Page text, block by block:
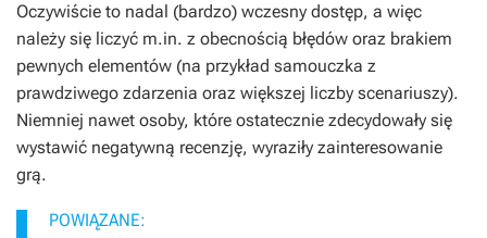
Oczywiście to nadal (bardzo) wczesny dostęp, a więc
należy się liczyć m.in. z obecnością błędów oraz brakiem
pewnych elementów (na przykład samouczka z
prawdziwego zdarzenia oraz większej liczby scenariuszy).
Niemniej nawet osoby, które ostatecznie zdecydowały się
wystawić negatywną recenzję, wyraziły zainteresowanie
grą.
POWIĄZANE: